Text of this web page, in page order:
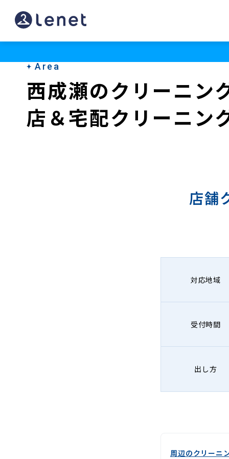
西
成
Area
西成瀬のクリーニン
店＆宅配クリーニン
店舗
対応地域
受付時間
出し方
周辺のクリーニ